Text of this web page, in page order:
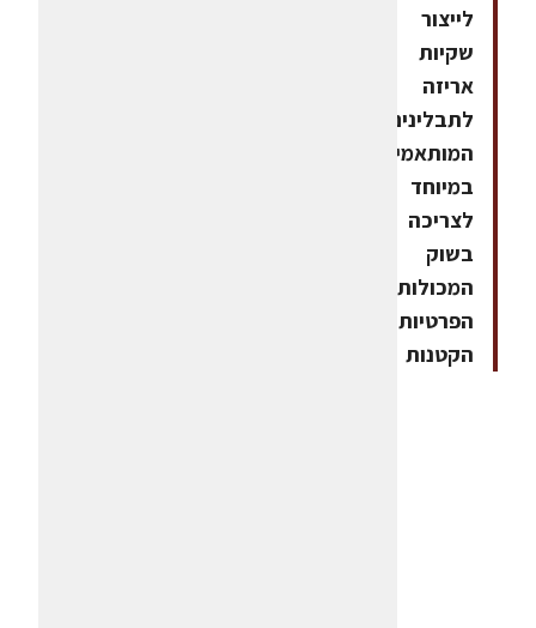
לייצור
שקיות
אריזה
לתבלינים
המותאמים
במיוחד
לצריכה
בשוק
המכולות
הפרטיות
הקטנות